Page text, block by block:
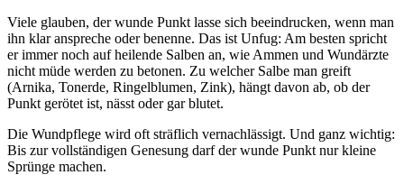
Viele glauben, der wunde Punkt lasse sich beeindrucken, wenn man
ihn klar anspreche oder benenne. Das ist Unfug: Am besten spricht
er immer noch auf heilende Salben an, wie Ammen und Wundärzte
nicht müde werden zu betonen. Zu welcher Salbe man greift
(Arnika, Tonerde, Ringelblumen, Zink), hängt davon ab, ob der
Punkt gerötet ist, nässt oder gar blutet.
Die Wundpflege wird oft sträflich vernachlässigt. Und ganz wichtig:
Bis zur vollständigen Genesung darf der wunde Punkt nur kleine
Sprünge machen.